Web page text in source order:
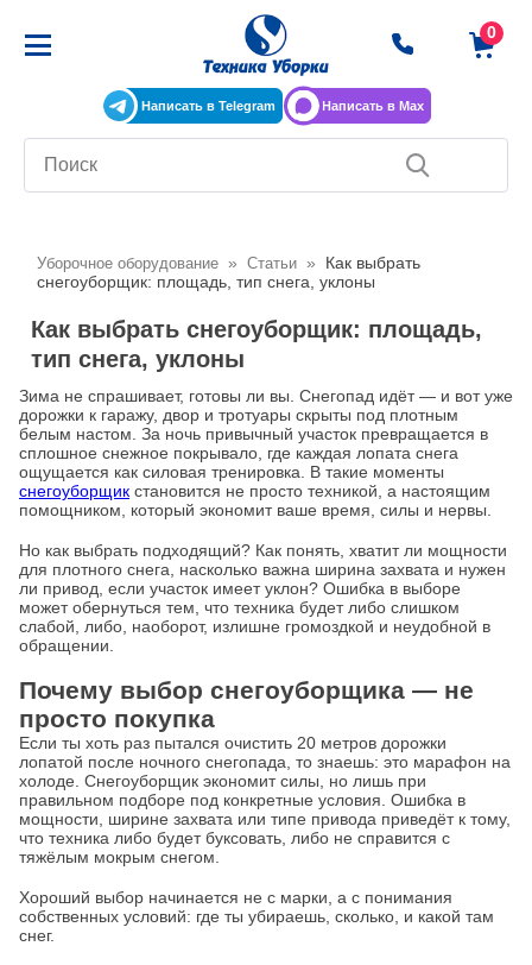
Написать в Telegram Написать в Max
Уборочное оборудование » Статьи »
Как выбрать
снегоуборщик: площадь, тип снега, уклоны
Как выбрать снегоуборщик: площадь,
тип снега, уклоны
Зима не спрашивает, готовы ли вы. Снегопад идёт — и вот уже
дорожки к гаражу, двор и тротуары скрыты под плотным
белым настом. За ночь привычный участок превращается в
сплошное снежное покрывало, где каждая лопата снега
ощущается как силовая тренировка. В такие моменты
снегоуборщик становится не просто техникой, а настоящим
помощником, который экономит ваше время, силы и нервы.
Но как выбрать подходящий? Как понять, хватит ли мощности
для плотного снега, насколько важна ширина захвата и нужен
ли привод, если участок имеет уклон? Ошибка в выборе
может обернуться тем, что техника будет либо слишком
слабой, либо, наоборот, излишне громоздкой и неудобной в
обращении.
Почему выбор снегоуборщика — не
просто покупка
Если ты хоть раз пытался очистить 20 метров дорожки
лопатой после ночного снегопада, то знаешь: это марафон на
холоде. Снегоуборщик экономит силы, но лишь при
правильном подборе под конкретные условия. Ошибка в
мощности, ширине захвата или типе привода приведёт к тому,
что техника либо будет буксовать, либо не справится с
тяжёлым мокрым снегом.
Хороший выбор начинается не с марки, а с понимания
собственных условий: где ты убираешь, сколько, и какой там
снег.